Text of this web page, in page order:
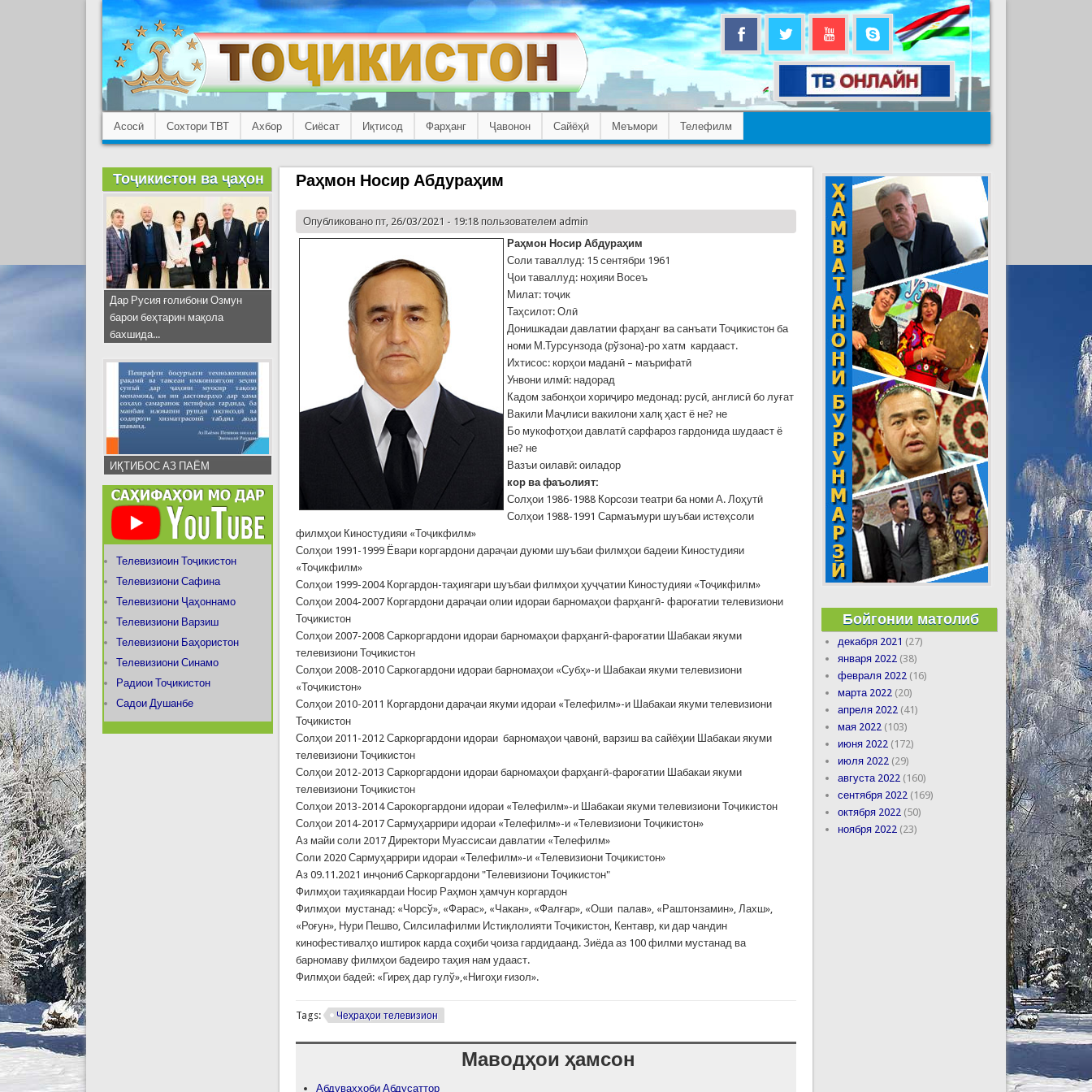
Асосӣ Сохтори ТВТ Ахбор Сиёсат Иқтисод Фарҳанг Ҷавонон Сайёҳӣ Меъмори Телефилм
Раҳмон Носир Абдураҳим
Опубликовано пт, 26/03/2021 - 19:18 пользователем admin
Раҳмон Носир Абдураҳим
Соли таваллуд: 15 сентябри 1961
Ҷои таваллуд: ноҳияи Восеъ
Милат: тоҷик
Таҳсилот: Олӣ
Донишкадаи давлатии фарҳанг ва санъати Тоҷикистон ба
номи М.Турсунзода (рўзона)-ро хатм кардааст.
Ихтисос: корҳои маданӣ – маърифатӣ
Унвони илмӣ: надорад
Кадом забонҳои хориҷиро медонад: русӣ, англисӣ бо луғат
Вакили Маҷлиси вакилони халқ ҳаст ё не? не
Бо мукофотҳои давлатӣ сарфароз гардонида шудааст ё
не? не
Вазъи оилавӣ: оиладор
кор ва фаъолият:
Солҳои 1986-1988 Корсози театри ба номи А. Лоҳутӣ
Солҳои 1988-1991 Сармаъмури шуъбаи истеҳсоли
филмҳои Киностудияи «Тоҷикфилм»
Солҳои 1991-1999 Ёвари коргардони дараҷаи дуюми шуъбаи филмҳои бадеии Киностудияи
«Тоҷикфилм»
Солҳои 1999-2004 Коргардон-таҳиягари шуъбаи филмҳои ҳуҷҷатии Киностудияи «Тоҷикфилм»
Солҳои 2004-2007 Коргардони дараҷаи олии идораи барномаҳои фарҳангӣ- фароғатии телевизиони
Тоҷикистон
Солҳои 2007-2008 Саркоргардони идораи барномаҳои фарҳангӣ-фароғатии Шабакаи якуми
телевизиони Тоҷикистон
Солҳои 2008-2010 Саркогардони идораи барномаҳои «Субҳ»-и Шабакаи якуми телевизиони
«Тоҷикистон»
Солҳои 2010-2011 Коргардони дараҷаи якуми идораи «Телефилм»-и Шабакаи якуми телевизиони
Тоҷикистон
Солҳои 2011-2012 Саркоргардони идораи барномаҳои ҷавонӣ, варзиш ва сайёҳии Шабакаи якуми
телевизиони Тоҷикистон
Солҳои 2012-2013 Саркоргардони идораи барномаҳои фарҳангӣ-фароғатии Шабакаи якуми
телевизиони Тоҷикистон
Солҳои 2013-2014 Сарокоргардони идораи «Телефилм»-и Шабакаи якуми телевизиони Тоҷикистон
Солҳои 2014-2017 Сармуҳаррири идораи «Телефилм»-и «Телевизиони Тоҷикистон»
Аз майи соли 2017 Директори Муассисаи давлатии «Телефилм»
Соли 2020 Сармуҳаррири идораи «Телефилм»-и «Телевизиони Тоҷикистон»
Аз 09.11.2021 инҷониб Саркоргардони "Телевизиони Тоҷикистон"
Филмҳои таҳиякардаи Носир Раҳмон ҳамчун коргардон
Филмҳои мустанад: «Чорсў», «Фарас», «Чакан», «Фалғар», «Оши палав», «Раштонзамин», Лахш»,
«Роғун», Нури Пешво, Силсилафилми Истиқлолияти Тоҷикистон, Кентавр, ки дар чандин
кинофестивалҳо иштирок карда соҳиби ҷоиза гардидаанд. Зиёда аз 100 филми мустанад ва
барномаву филмҳои бадеиро таҳия нам удааст.
Филмҳои бадеӣ: «Гиреҳ дар гулў»,«Нигоҳи ғизол».
Tags: Чеҳраҳои телевизион
Маводҳои ҳамсон
Абдуваҳҳоби Абдусаттор
Тоҷикистон ва ҷаҳон
Дар Русия ғолибони Озмун
барои беҳтарин мақола
бахшида...
ИҚТИБОС АЗ ПАЁМ
Телевизиоин Тоҷикистон
Телевизиони Сафина
Телевизиони Ҷаҳоннамо
Телевизиони Варзиш
Телевизиони Баҳористон
Телевизиони Синамо
Радиои Тоҷикистон
Садои Душанбе
Бойгонии матолиб
декабря 2021 (27)
января 2022 (38)
февраля 2022 (16)
марта 2022 (20)
апреля 2022 (41)
мая 2022 (103)
июня 2022 (172)
июля 2022 (29)
августа 2022 (160)
сентября 2022 (169)
октября 2022 (50)
ноября 2022 (23)